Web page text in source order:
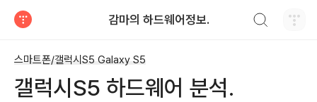
감마의 하드웨어정보.
스마트폰/갤럭시S5 Galaxy S5
갤럭시S5 하드웨어 분석.